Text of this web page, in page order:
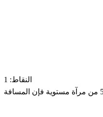
النقاط: 1
إذا وضعنا جرة فخارية على بعد 50cm من مرآة مستوية فإن المسافة